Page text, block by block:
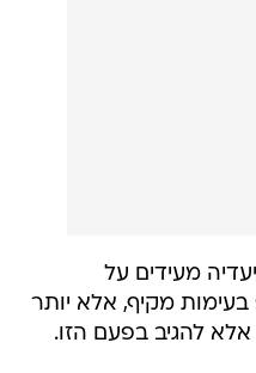
מעידים על
מקיף, אלא יותר
להגיב בפעם הזו.